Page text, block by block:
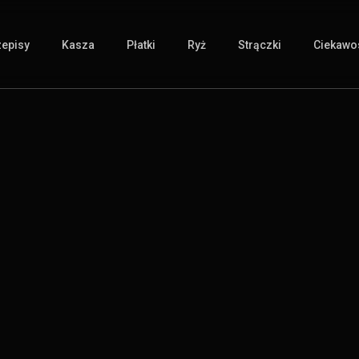
Kasza Płatki Ryż Strączki